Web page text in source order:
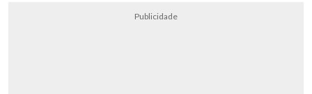
Publicidade